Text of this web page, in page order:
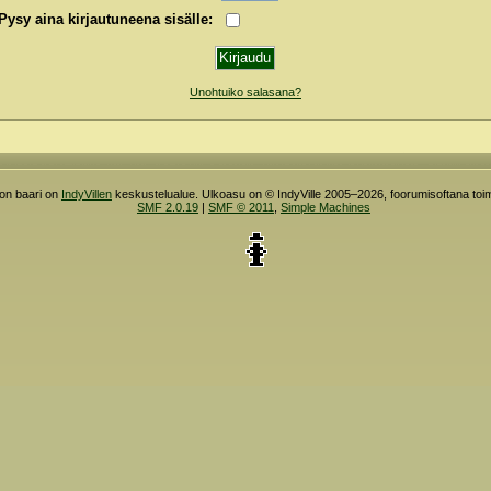
aina kirjautuneena sisälle:
Unohtuiko salasana?
baari on IndyVillenkeskustelualue. Ulkoasu on © IndyVille 2005–2026, foorumisoftana
SMF 2.0.19| SMF © 2011 Simple Machines